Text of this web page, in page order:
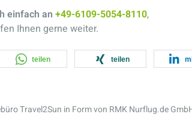
einfach an +49-6109-5054-8110,
Ihnen gerne weiter.
teilen teilen
Travel2Sun in Form von RMK Nurflug.de